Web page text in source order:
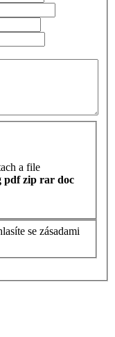
a file
pdf zip rar doc
se zásadami